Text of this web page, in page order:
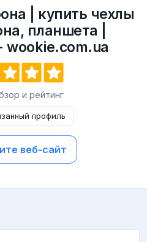
| купить чехлы
планшета |
wookie.com.ua
и рейтинг
профиль
веб-сайт